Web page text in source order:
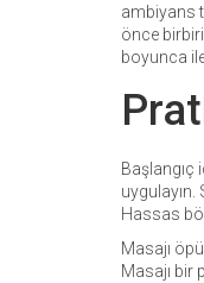
ambiyans
önce
boyunca
Başlangıç
uygulayın.
Hassas
Masajı
Masajı bir